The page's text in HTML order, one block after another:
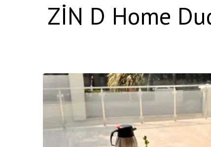
ZİN D Home